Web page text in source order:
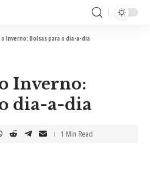
Inverno: Bolsas para o dia-a-dia
Inverno:
dia-a-dia
1 Min Read